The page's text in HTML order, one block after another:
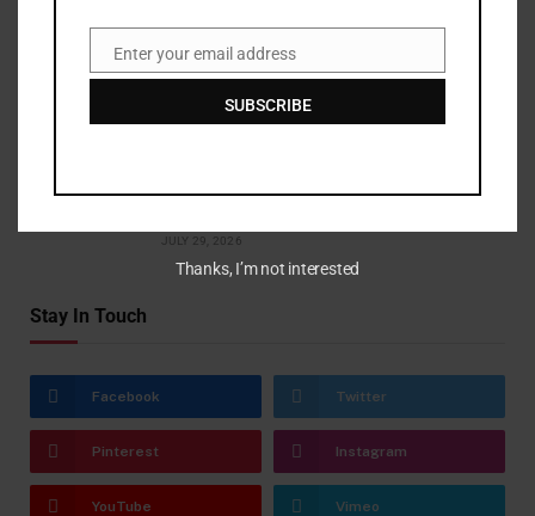
Burnham mengundang Tories dan Lib
Dems ke pembicaraan kepedulian sosial
JULY 29, 2026
JULY 29, 2026
Stay In Touch
Facebook Twitter
Pinterest Instagram
YouTube Vimeo
EmailEnter your email address
SUBSCRIBE
Thanks, I’m not interested